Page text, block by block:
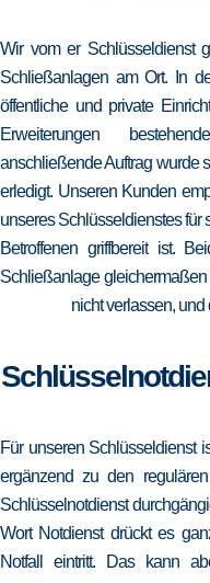
Wir vom er Schlüsseldienst
Schließanlagen am Ort. In
öffentliche und private
Erweiterungen
anschließende Auftrag wurde
erledigt. Unseren Kunden
unseres Schlüsseldienstes für
Betroffenen griffbereit ist.
Schließanlage
nicht verlassen,
Für unseren Schlüsseldienst
ergänzend zu den
Schlüsselnotdienst
Wort Notdienst drückt es
Notfall eintritt. Das kann